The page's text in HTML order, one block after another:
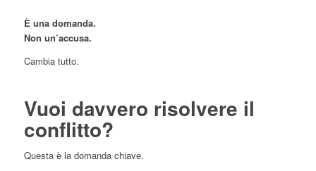
È una domanda.
Non un’accusa.
Cambia tutto.
Vuoi davvero risolvere il
conflitto?
Questa è la domanda chiave.